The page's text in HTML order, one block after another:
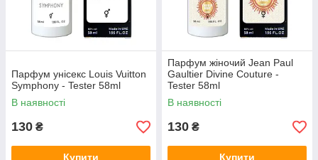
Парфум унісекс Louis Vuitton
Symphony - Tester 58ml
В наявності
130 ₴
Купити
Парфум жіночий Jean Paul
Gaultier Divine Couture -
Tester 58ml
В наявності
130 ₴
Купити